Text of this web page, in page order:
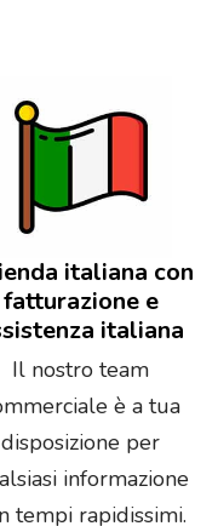
italiana con
fatturazione e
italiana
Il nostro team
è a tua
disposizione per
informazione
tempi rapidissimi.